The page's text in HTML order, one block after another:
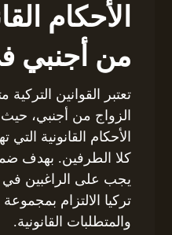
الأحكام
من أجنبي
تعتبر القوانين
الزواج من أجنبي،
الأحكام القانونية
كلا الطرفين. بهدف
يجب على الراغبين
تركيا الالتزام
والمتطلبات القانونية.